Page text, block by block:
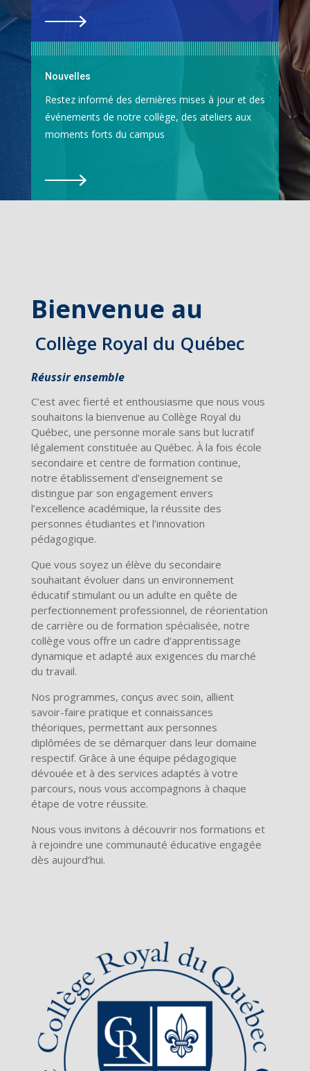
Nouvelles
Restez informé des dernières mises à jour et des
événements de notre collège, des ateliers aux
moments forts du campus
Bienvenue au
Collège Royal du Québec
Réussir ensemble
C’est avec fierté et enthousiasme que nous vous
souhaitons la bienvenue au Collège Royal du
Québec, une personne morale sans but lucratif
légalement constituée au Québec. À la fois école
secondaire et centre de formation continue,
notre établissement d’enseignement se
distingue par son engagement envers
l’excellence académique, la réussite des
personnes étudiantes et l’innovation
pédagogique.
Que vous soyez un élève du secondaire
souhaitant évoluer dans un environnement
éducatif stimulant ou un adulte en quête de
perfectionnement professionnel, de réorientation
de carrière ou de formation spécialisée, notre
collège vous offre un cadre d’apprentissage
dynamique et adapté aux exigences du marché
du travail.
Nos programmes, conçus avec soin, allient
savoir-faire pratique et connaissances
théoriques, permettant aux personnes
diplômées de se démarquer dans leur domaine
respectif. Grâce à une équipe pédagogique
dévouée et à des services adaptés à votre
parcours, nous vous accompagnons à chaque
étape de votre réussite.
Nous vous invitons à découvrir nos formations et
à rejoindre une communauté éducative engagée
dès aujourd’hui.